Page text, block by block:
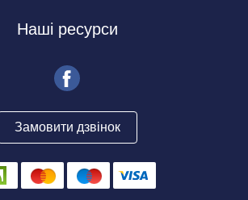
Наші ресурси
Замовити дзвінок